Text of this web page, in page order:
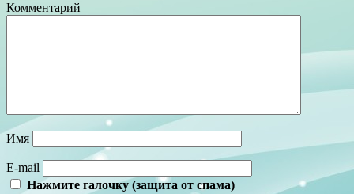
Комментарий
Имя
E-mail
Нажмите галочку (защита от спама)